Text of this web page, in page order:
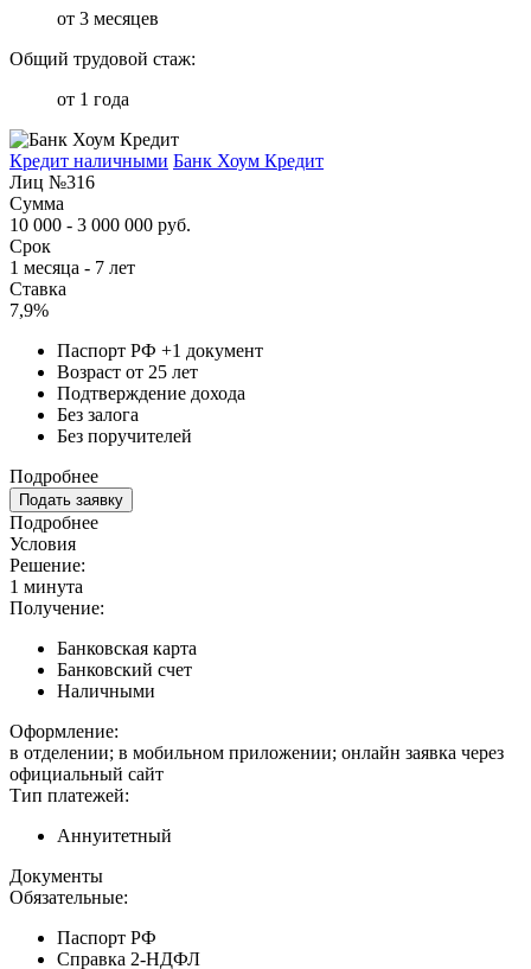
от 3 месяцев
Общий трудовой стаж:
от 1 года
Кредит наличными Банк Хоум Кредит
Лиц №316
Сумма
10 000 - 3 000 000 руб.
Срок
1 месяца - 7 лет
Ставка
7,9%
Паспорт РФ +1 документ
Возраст от 25 лет
Подтверждение дохода
Без залога
Без поручителей
Подробнее
Подать заявку
Подробнее
Условия
Решение:
1 минута
Получение:
Банковская карта
Банковский счет
Наличными
Оформление:
в отделении; в мобильном приложении; онлайн заявка через
официальный сайт
Тип платежей:
Аннуитетный
Документы
Обязательные:
Паспорт РФ
Справка 2-НДФЛ